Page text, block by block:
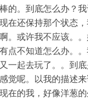
的。到底怎么办？
在还保持那个状态
。或许我不应该。
点不知道怎么办。
一起去玩了。。到
觉呢。以我的描述
在的我，好像洋葱